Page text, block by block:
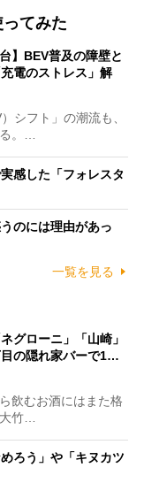
てみた
】BEV普及の障壁と
電のストレス」解
シフト」の潮流も、
。…
感した「フォレスタ
のには理由があっ
一覧を見る
グローニ」「山崎」
目の隠れ家バーで1…
飲むお酒にはまた格
竹…
ろう」や「キヌカツ